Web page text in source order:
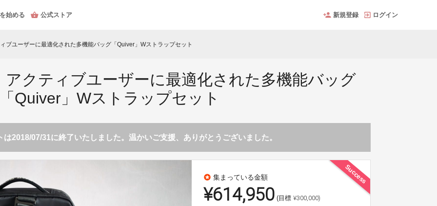
始める 公式ストア 新規登録 ログイン
ブユーザーに最適化された多機能バッグ「Quiver」Wストラップセット
クティブユーザーに最適化された多機能バッグ
Quiver」Wストラップセット
は2018/07/31に終了いたしました。温かいご支援、ありがとうございました。
Success
stars 集まっている金額
¥614,950 (目標 ¥300,000)